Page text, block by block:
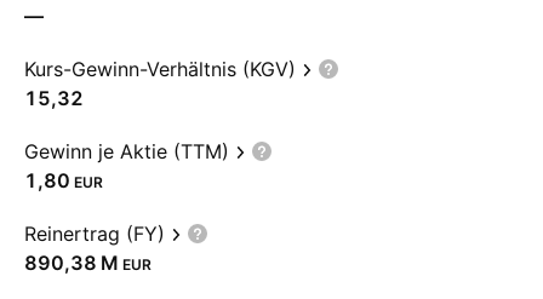
—
Kurs-Gewinn-Verhältnis (KGV)
15,32
Gewinn je Aktie (TTM)
1,80 EUR
Reinertrag (FY)
‪890,38 M‬ EUR